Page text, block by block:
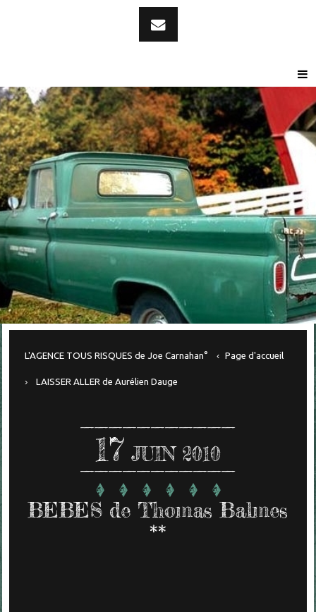
L'AGENCE TOUS RISQUES de Joe Carnahan° Page d'accueil
LAISSER ALLER de Aurélien Dauge
17 JUIN 2010
BEBES de Thomas Balmes
**